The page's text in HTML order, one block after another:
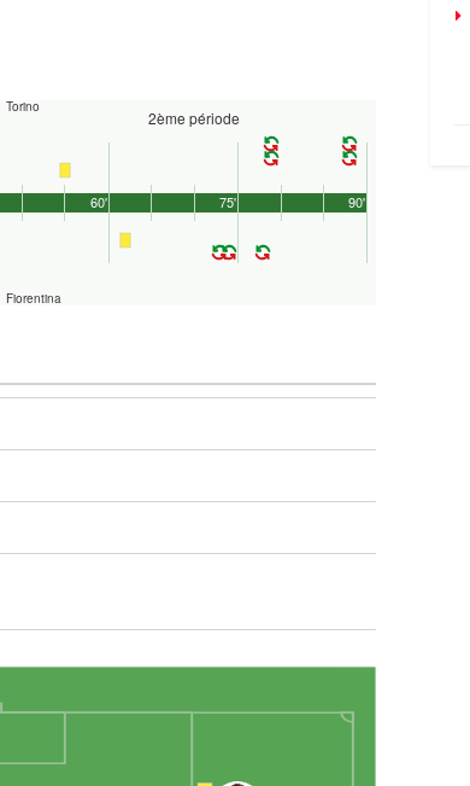
Torino
2ème période
Fiorentina
90'
60' 75'